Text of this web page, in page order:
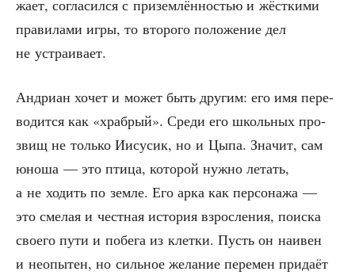
жа­ет, согла­сил­ся с при­зем­лён­но­стью и жёст­ки­ми
пра­ви­ла­ми игры, то вто­ро­го поло­же­ние дел
не устраивает.
Андри­ан хочет и может быть дру­гим: его имя пере­
во­дит­ся как «храб­рый». Сре­ди его школь­ных про­
звищ не толь­ко Иису­сик, но и Цыпа. Зна­чит, сам
юно­ша — это пти­ца, кото­рой нуж­но летать,
а не ходить по зем­ле. Его арка как пер­со­на­жа —
это сме­лая и чест­ная исто­рия взрос­ле­ния, поис­ка
сво­е­го пути и побе­га из клет­ки. Пусть он наи­вен
и неопы­тен, но силь­ное жела­ние пере­мен при­да­ёт